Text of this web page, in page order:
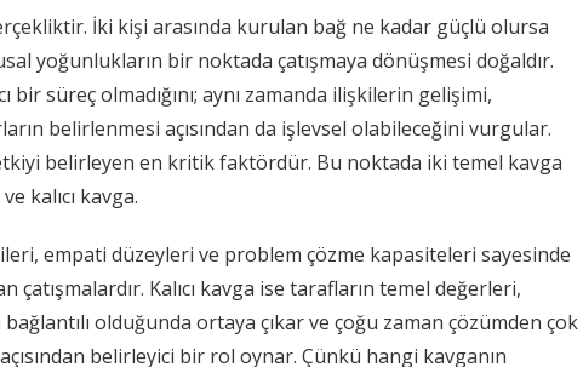
İki kişi arasında kurulan bağ ne kadar güçlü olursa
yoğunlukların bir noktada çatışmaya dönüşmesi doğaldır.
bir süreç olmadığını; aynı zamanda ilişkilerin gelişimi,
belirlenmesi açısından da işlevsel olabileceğini vurgular.
belirleyen en kritik faktördür. Bu noktada iki temel kavga
kalıcı kavga.
empati düzeyleri ve problem çözme kapasiteleri sayesinde
çatışmalardır. Kalıcı kavga ise tarafların temel değerleri,
olduğunda ortaya çıkar ve çoğu zaman çözümden çok
belirleyici bir rol oynar. Çünkü hangi kavganın